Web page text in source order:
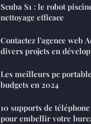
Scuba S1 : le robot
nettoyage efficace
Contactez l'agence web
divers projets en
Les meilleurs pc
budgets en 2024
10 supports de
pour embellir votre